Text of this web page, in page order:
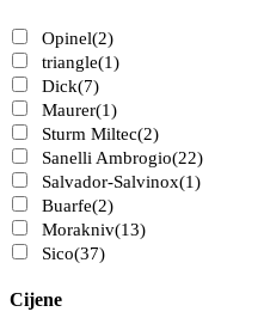
Opinel(2)
triangle(1)
Dick(7)
Maurer(1)
Sturm Miltec(2)
Sanelli Ambrogio(22)
Salvador-Salvinox(1)
Buarfe(2)
Morakniv(13)
Sico(37)
Cijene